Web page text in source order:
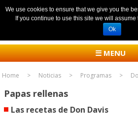
☰ MENU
Home Noticias Programas
Papas rellenas
Las recetas de Don Davis
We use cookies to ensure that we give you the
If you continue to use this site we will
Ok